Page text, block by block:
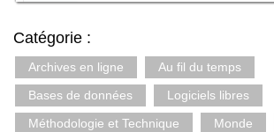
Catégorie :
Archives en ligne
Au fil du temps
Bases de données
Logiciels libres
Méthodologie et Technique
Monde